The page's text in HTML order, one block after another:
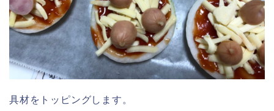
具材をトッピングします。